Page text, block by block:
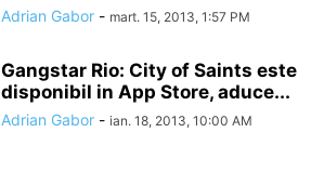
Adrian Gabor - mart. 15, 2013, 1:57 PM
Gangstar Rio: City of Saints este
disponibil in App Store, aduce...
Adrian Gabor - ian. 18, 2013, 10:00 AM